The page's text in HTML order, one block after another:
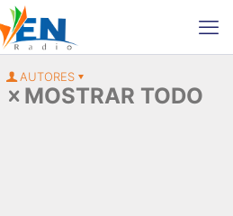
AUTORES
MOSTRAR TODO